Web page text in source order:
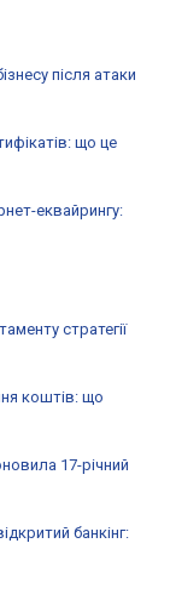
після атаки
що це
еквайрингу:
стратегії
коштів: що
17-річний
банкінг: